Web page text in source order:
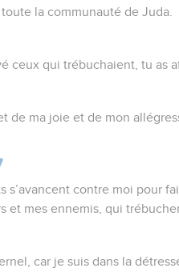
la communauté de Juda.
ceux qui trébuchaient, tu as
de ma joie et de mon
s’avancent contre moi pour
et mes ennemis, qui
car je suis dans la